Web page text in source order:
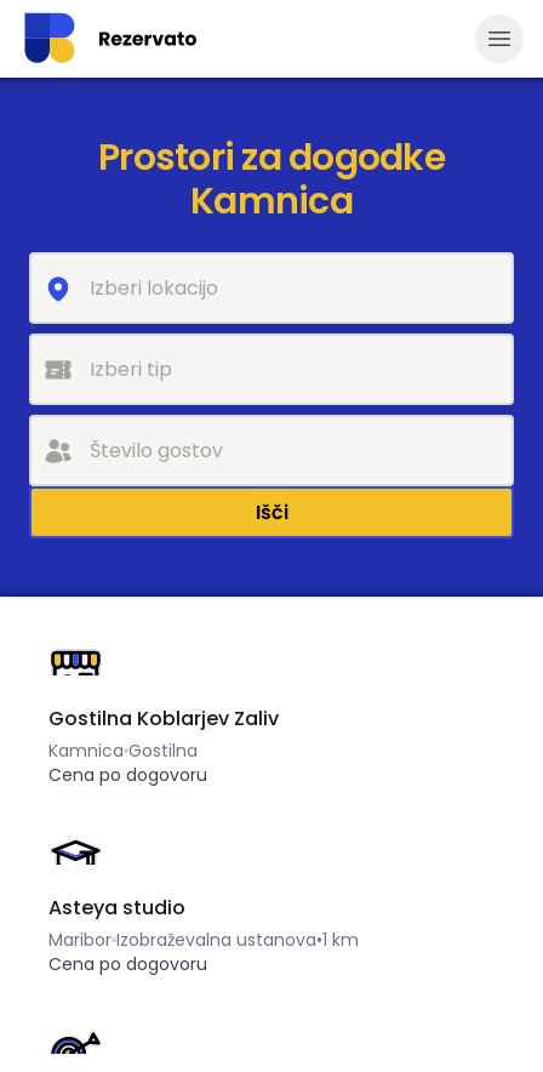
Prostori za dogodke
Kamnica
Išči
Gostilna Koblarjev Zaliv
Kamnica Gostilna
Cena po dogovoru
Asteya studio
Maribor Izobraževalna ustanova•1 km
Cena po dogovoru